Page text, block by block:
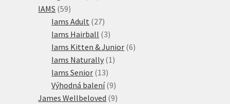
IAMS 5959
produktů
Iams Adult 2727
produktů
Iams Hairball 33
produkty
Iams Kitten & Junior 66
Iams Naturally 1 1
Iams Senior 1313
produktů
Výhodná balení 99
produktů
James Wellbeloved 99